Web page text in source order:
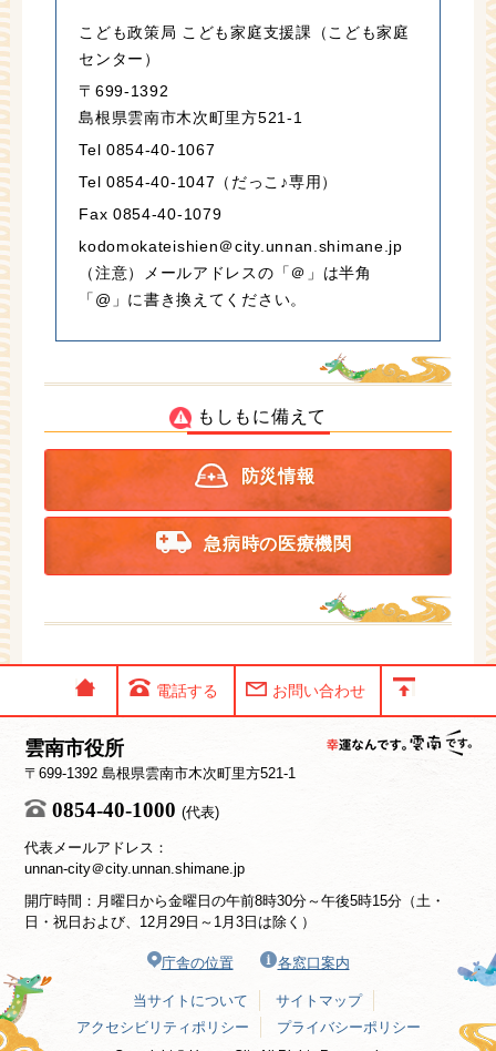
こども政策局 こども家庭支援課（こども家庭
センター）
〒699-1392
島根県雲南市木次町里方521-1
Tel 0854-40-1067
Tel 0854-40-1047（だっこ♪専用）
Fax 0854-40-1079
kodomokateishien＠city.unnan.shimane.jp
（注意）メールアドレスの「＠」は半角
「@」に書き換えてください。
もしもに備えて
防災情報
急病時の医療機関
電話する お問い合わせ
雲南市役所
〒699-1392 島根県雲南市木次町里方521-1
0854-40-1000 (代表)
代表メールアドレス：
unnan-city＠city.unnan.shimane.jp
開庁時間：月曜日から金曜日の午前8時30分～午後5時15分（土・
日・祝日および、12月29日～1月3日は除く）
庁舎の位置 各窓口案内
当サイトについて
サイトマップ
アクセシビリティポリシー
プライバシーポリシー